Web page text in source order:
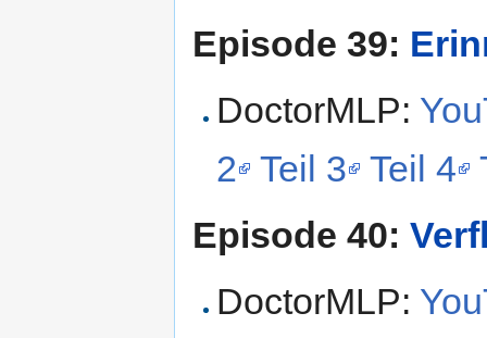
Episode 39:
DoctorMLP:
2 Teil 3 Teil 4
Episode 40:
DoctorMLP: